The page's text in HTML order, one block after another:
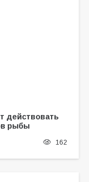
действовать
рыбы
162